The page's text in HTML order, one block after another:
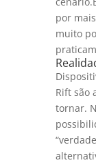
por
muito
Rift são
tornar.